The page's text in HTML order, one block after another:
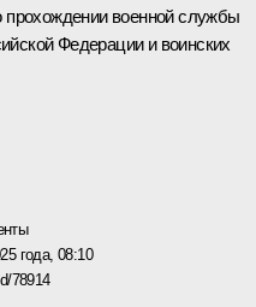
прохождении военной службы
Федерации и воинских
года, 08:10
78914